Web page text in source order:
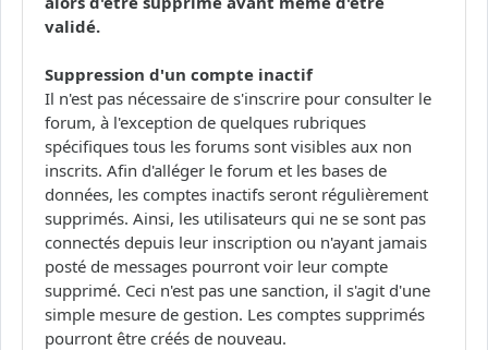
validé.
Suppression d'un compte inactif
Il n'est pas nécessaire de s'inscrire pour consulter le
forum, à l'exception de quelques rubriques
spécifiques tous les forums sont visibles aux non
inscrits. Afin d'alléger le forum et les bases de
données, les comptes inactifs seront régulièrement
supprimés. Ainsi, les utilisateurs qui ne se sont pas
connectés depuis leur inscription ou n'ayant jamais
posté de messages pourront voir leur compte
supprimé. Ceci n'est pas une sanction, il s'agit d'une
simple mesure de gestion. Les comptes supprimés
pourront être créés de nouveau.